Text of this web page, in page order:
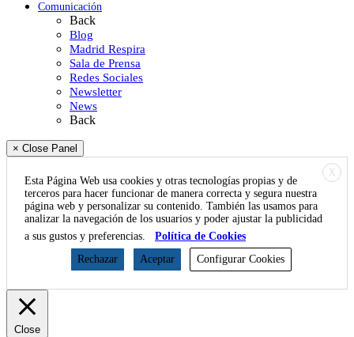
Comunicación
Back
Blog
Madrid Respira
Sala de Prensa
Redes Sociales
Newsletter
News
Back
× Close Panel
X
Esta Página Web usa cookies y otras tecnologías propias y de
terceros para hacer funcionar de manera correcta y segura nuestra
página web y personalizar su contenido. También las usamos para
analizar la navegación de los usuarios y poder ajustar la publicidad
a sus gustos y preferencias.
Política de Cookies
Rechazar
Aceptar Configurar Cookies
Close